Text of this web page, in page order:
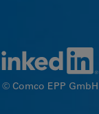
© Comco EPP GmbH